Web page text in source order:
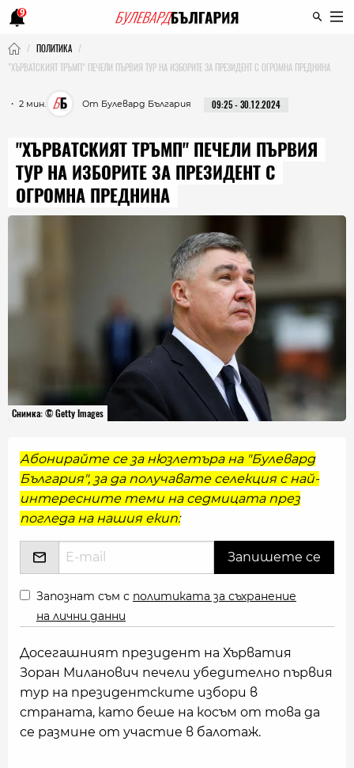
9
ПОЛИТИКА
"ХЪРВАТСКИЯТ ТРЪМП" ПЕЧЕЛИ ПЪРВИЯ ТУР НА ИЗБОРИТЕ ЗА ПРЕЗИДЕНТ С ОГРОМНА ПРЕДНИНА
・ 2 мин. От Булевард България 09:25 - 30.12.2024
"ХЪРВАТСКИЯТ ТРЪМП" ПЕЧЕЛИ ПЪРВИЯ
ТУР НА ИЗБОРИТЕ ЗА ПРЕЗИДЕНТ С
ОГРОМНА ПРЕДНИНА
Снимка: © Getty Images
Абонирайте се за нюзлетъра на "Булевард
България", за да получавате селекция с най-
интересните теми на седмицата през
погледа на нашия екип:
Запознат съм с политиката за съхранение
на лични данни
Досегашният президент на Хърватия
Зоран Миланович печели убедително първия
тур на президентските избори в
страната, като беше на косъм от това да
се размине от участие в балотаж.